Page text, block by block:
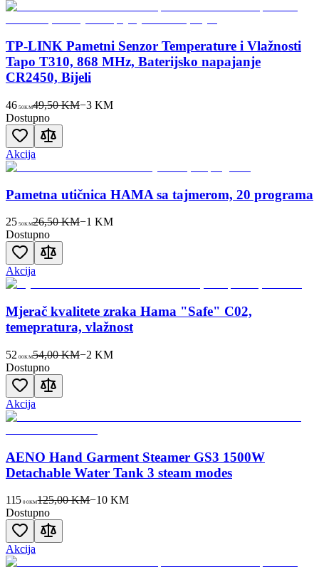
TP-LINK Pametni Senzor Temperature i Vlažnosti
Tapo T310, 868 MHz, Baterijsko napajanje
CR2450, Bijeli
46 50KM49,50 KM−3KM
Dostupno
Akcija
Pametna utičnica HAMA sa tajmerom, 20 programa
25 50KM26,50 KM−1 KM
Dostupno
Akcija
Mjerač kvalitete zraka Hama "Safe" C02,
temepratura, vlažnost
52 00KM54,00 KM−2 KM
Dostupno
Akcija
AENO Hand Garment Steamer GS3 1500W
Detachable Water Tank 3 steam modes
115 00KM125,00 KM−10 KM
Dostupno
Akcija